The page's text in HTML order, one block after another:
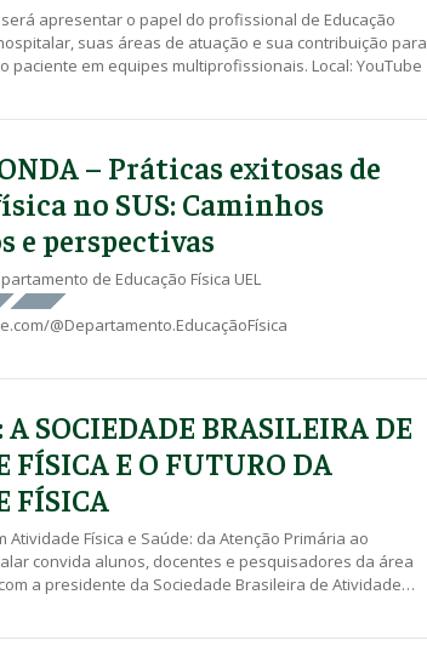
apresentar o papel do profissional de Educação
suas áreas de atuação e sua contribuição para
paciente em equipes multiprofissionais. Local: YouTube
– Práticas exitosas de
no SUS: Caminhos
e perspectivas
de Educação Física UEL
@Departamento.EducaçãoFísica
A SOCIEDADE BRASILEIRA DE
FÍSICA E O FUTURO DA
FÍSICA
Atividade Física e Saúde: da Atenção Primária ao
convida alunos, docentes e pesquisadores da área
a presidente da Sociedade Brasileira de Atividade